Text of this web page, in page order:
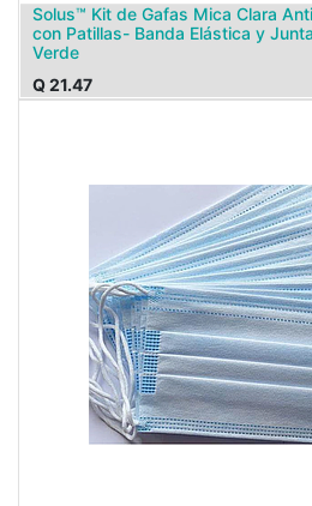
Solus™ Kit de Gafas Mica Clara
con Patillas- Banda Elástica y
Verde
Q21.47